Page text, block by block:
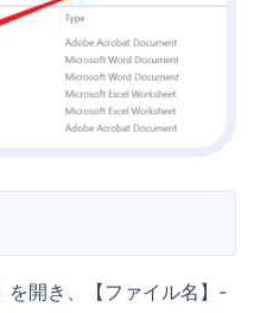
開き、【ファイル名】-